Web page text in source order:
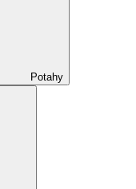
Potahy